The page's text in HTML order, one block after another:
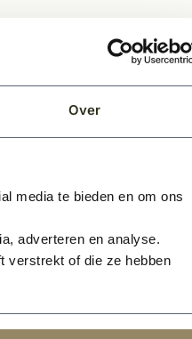
Over
media te bieden en om ons
adverteren en analyse.
verstrekt of die ze hebben